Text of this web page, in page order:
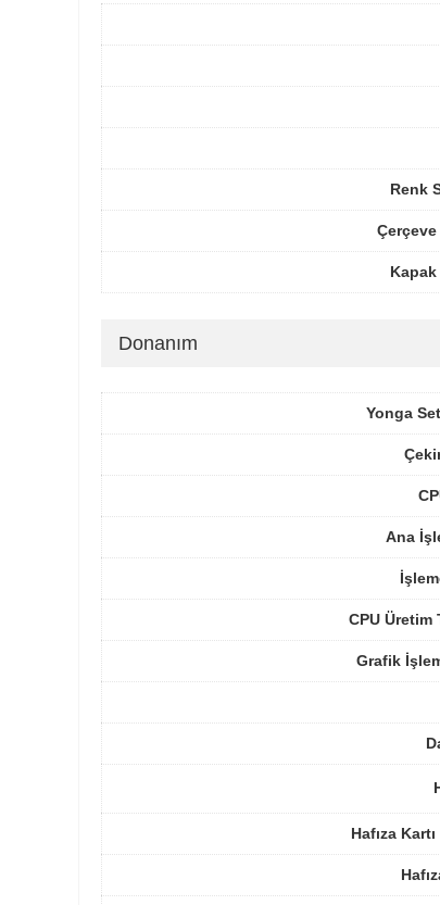
Renk
Kapak
Donanım
Yonga
Ana
CPU
Grafik
Hafıza